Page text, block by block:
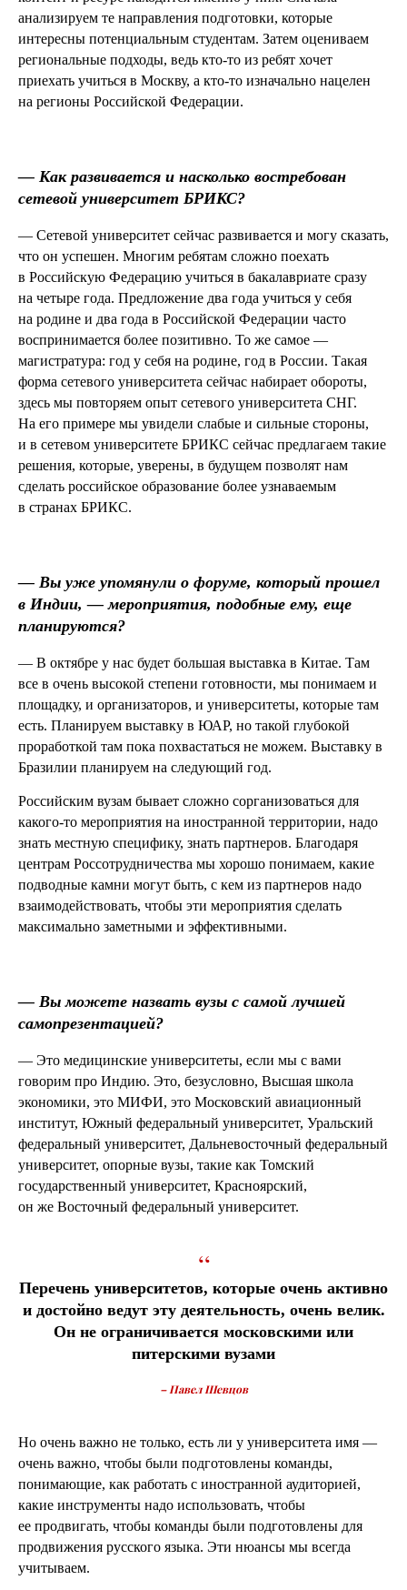
анализируем те направления подготовки, которые
интересны потенциальным студентам. Затем оцениваем
региональные подходы, ведь кто-то из ребят хочет
приехать учиться в Москву, а кто-то изначально нацелен
на регионы Российской Федерации.
— Как развивается и насколько востребован
сетевой университет БРИКС?
— Сетевой университет сейчас развивается и могу сказать,
что он успешен. Многим ребятам сложно поехать
в Российскую Федерацию учиться в бакалавриате сразу
на четыре года. Предложение два года учиться у себя
на родине и два года в Российской Федерации часто
воспринимается более позитивно. То же самое —
магистратура: год у себя на родине, год в России. Такая
форма сетевого университета сейчас набирает обороты,
здесь мы повторяем опыт сетевого университета СНГ.
На его примере мы увидели слабые и сильные стороны,
и в сетевом университете БРИКС сейчас предлагаем такие
решения, которые, уверены, в будущем позволят нам
сделать российское образование более узнаваемым
в странах БРИКС.
— Вы уже упомянули о форуме, который прошел
в Индии, — мероприятия, подобные ему, еще
планируются?
— В октябре у нас будет большая выставка в Китае. Там
все в очень высокой степени готовности, мы понимаем и
площадку, и организаторов, и университеты, которые там
есть. Планируем выставку в ЮАР, но такой глубокой
проработкой там пока похвастаться не можем. Выставку в
Бразилии планируем на следующий год.
Российским вузам бывает сложно сорганизоваться для
какого-то мероприятия на иностранной территории, надо
знать местную специфику, знать партнеров. Благодаря
центрам Россотрудничества мы хорошо понимаем, какие
подводные камни могут быть, с кем из партнеров надо
взаимодействовать, чтобы эти мероприятия сделать
максимально заметными и эффективными.
— Вы можете назвать вузы с самой лучшей
самопрезентацией?
— Это медицинские университеты, если мы с вами
говорим про Индию. Это, безусловно, Высшая школа
экономики, это МИФИ, это Московский авиационный
институт, Южный федеральный университет, Уральский
федеральный университет, Дальневосточный федеральный
университет, опорные вузы, такие как Томский
государственный университет, Красноярский,
он же Восточный федеральный университет.
“
Перечень университетов, которые очень активно
и достойно ведут эту деятельность, очень велик.
Он не ограничивается московскими или
питерскими вузами
– Павел Шевцов
Но очень важно не только, есть ли у университета имя —
очень важно, чтобы были подготовлены команды,
понимающие, как работать с иностранной аудиторией,
какие инструменты надо использовать, чтобы
ее продвигать, чтобы команды были подготовлены для
продвижения русского языка. Эти нюансы мы всегда
учитываем.